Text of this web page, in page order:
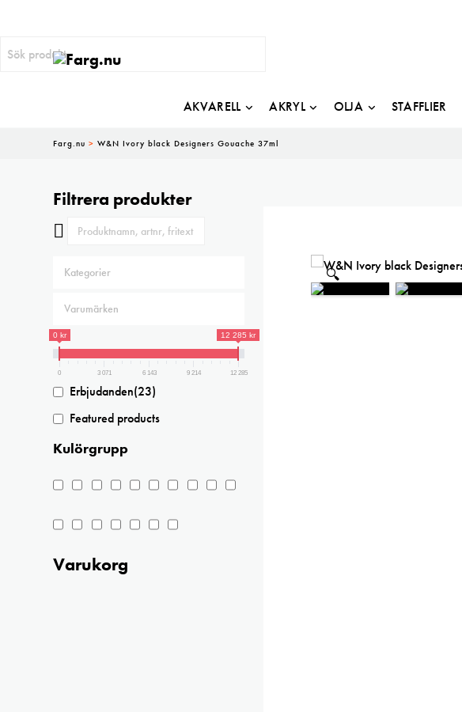
AKVARELL AKRYL OLJA STAFFLIER
Farg.nu >W&N Ivory black Designers Gouache 37ml
🔍
Filtrera produkter
0 kr 12 285 kr
0 3 071 6 143 9 214 12 285
Erbjudanden(23)
Featured products
Kulörgrupp
Varukorg